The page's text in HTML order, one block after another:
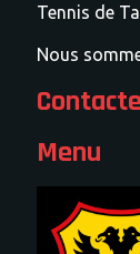
Tennis de
Nous
Menu